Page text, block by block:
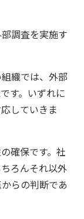
調査を実施す
織では、外部
す。いずれに
していきま
確保です。社
ろんそれ以外
らの判断であ